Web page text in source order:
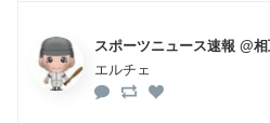
スポーツニュース速報 @
エルチェ